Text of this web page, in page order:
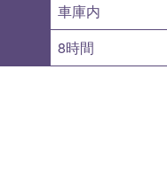
車庫内
8時間